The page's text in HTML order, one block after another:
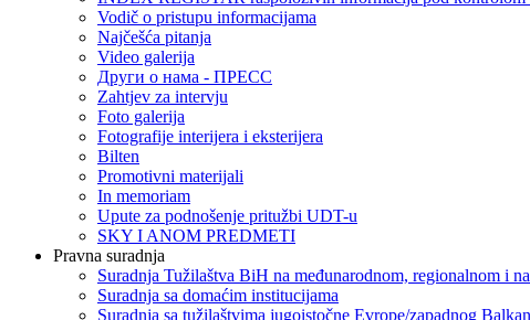
Vodič o pristupu informacijama
Najčešća pitanja
Video galerija
Други о нама - ПРЕСC
Zahtjev za intervju
Foto galerija
Fotografije interijera i eksterijera
Bilten
Promotivni materijali
In memoriam
Upute za podnošenje pritužbi UDT-u
SKY I ANOM PREDMETI
Pravna suradnja
Suradnja Tužilaštva BiH na međunarodnom, regionalnom i
Suradnja sa domaćim institucijama
Suradnja sa tužilaštvima jugoistočne Evrope/zapadnog